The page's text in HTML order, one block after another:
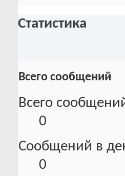
Статистика
Всего сообщений
Всего
0
Сообщений в
0